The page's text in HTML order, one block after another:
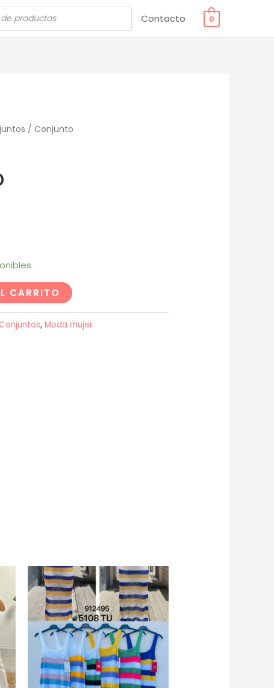
Contacto 0
/ Conjunto
CARRITO
Conjuntos, Moda mujer